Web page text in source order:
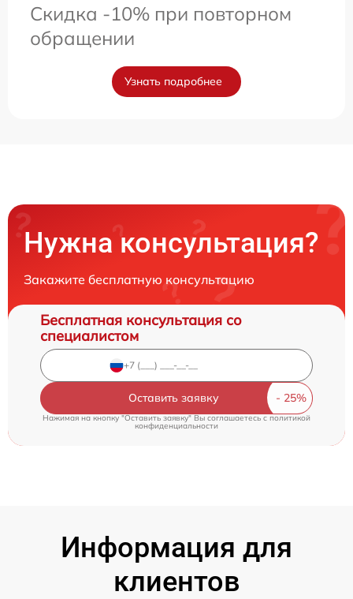
Скидка -10% при повторном
обращении
Узнать подробнее
Нужна консультация?
Закажите бесплатную консультацию
Бесплатная консультация со
специалистом
Оставить заявку
Нажимая на кнопку "Оставить заявку" Вы соглашаетесь cполитикой
конфиденциальности
Информация для
клиентов